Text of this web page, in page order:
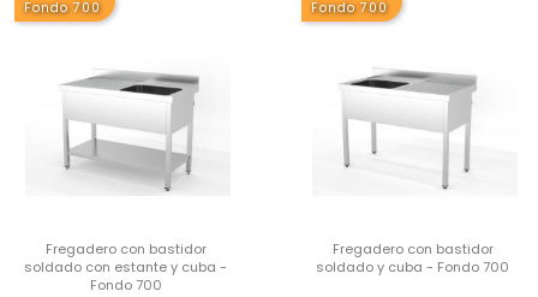
Fondo 700
Fregadero con bastidor
soldado con estante y cuba -
Fondo 700
Fondo 700
Fregadero con bastidor
soldado y cuba - Fondo 700